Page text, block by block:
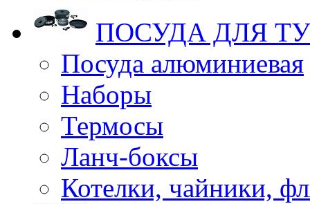
ПОСУДА ДЛЯ
Посуда алюминиевая
Наборы
Термосы
Ланч-боксы
Котелки, чайники,